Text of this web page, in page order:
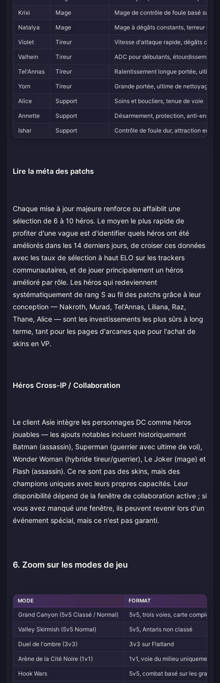
Krixi
Mage
Mage de contrôle de foule basé sur la
Natalya
Mage
Mage à dégâts constants, terreur de
Violet
Tireur
Vitesse d'attaque rapide, dégâts
Valhein
Tireur
ADC pour débutants, étourdissement
Tel'Annas
Tireur
Ralentissement longue portée, ultime
Yorn
Tireur
Grande portée, ultime de nettoyage
Alice
Support
Soins et boucliers, tenue de voie
Annette
Support
Désarmement, protection, anti-
Ishar
Support Contrôle de foule dur, attraction en
Lire la méta des patchs
Chaque mise à jour majeure renforce ou affaiblit une
sélection de 6 à 10 héros. Le moyen le plus rapide de
profiter d'une vague est d'identifier quels héros ont été
améliorés dans les 14 derniers jours, de croiser ces données
avec les taux de sélection à haut ELO sur les trackers
communautaires, et de jouer principalement un héros
amélioré par rôle. Les héros qui redeviennent
systématiquement de rang S au fil des patchs grâce à leur
conception — Nakroth, Murad, Tel'Annas, Liliana, Raz,
Thane, Alice — sont les investissements les plus sûrs à long
terme, tant pour les pages d'arcanes que pour l'achat de
skins en VP.
Héros Cross-IP / Collaboration
Le client Asie intègre les personnages DC comme héros
jouables — les ajouts notables incluent historiquement
Batman (assassin), Superman (guerrier avec ultime de vol),
Wonder Woman (hybride tireur/guerrier), Le Joker (mage) et
Flash (assassin). Ce ne sont pas des skins, mais des
champions uniques avec leurs propres capacités. Leur
disponibilité dépend de la fenêtre de collaboration active ; si
vous avez manqué une fenêtre, ils peuvent revenir lors d'un
événement spécial, mais ce n'est pas garanti.
6. Zoom sur les modes de jeu
MODE FORMAT
Grand Canyon (5v5 Classé / Normal)
5v5, trois voies, carte complète
Valley Skirmish (5v5 Normal)
5v5, Antaris non classé
Duel de l'ombre (3v3)
3v3 sur Flatland
Arène de la Cité Noire (1v1)
1v1, voie du milieu uniquement
Hook Wars
5v5, combat basé sur les